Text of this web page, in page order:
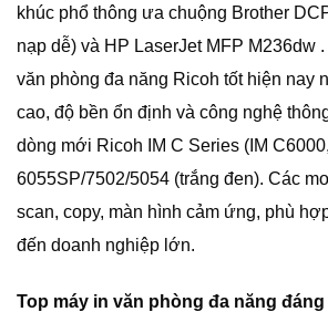
khúc phổ thông ưa chuộng Brother
nạp dễ) và HP LaserJet MFP M236dw
văn phòng đa năng Ricoh tốt hiện nay
cao, độ bền ổn định và công nghệ
dòng mới Ricoh IM C Series (IM
6055SP/7502/5054 (trắng đen). Các
scan, copy, màn hình cảm ứng, phù
đến doanh nghiệp lớn.
Top máy in văn phòng đa năng